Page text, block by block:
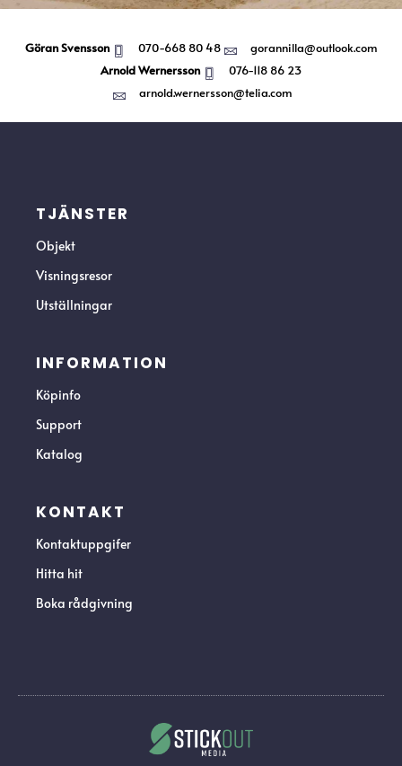
Göran Svensson 070-668 80 48
gorannilla@outlook.com
Arnold Wernersson
076-118 86 23
arnold.wernersson@telia.com
TJÄNSTER
Objekt
Visningsresor
Utställningar
INFORMATION
Köpinfo
Support
Katalog
KONTAKT
Kontaktuppgifer
Hitta hit
Boka rådgivning